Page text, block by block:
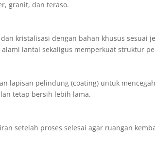
granit, dan teraso.
kristalisasi dengan bahan khusus sesuai
lantai sekaligus memperkuat struktur
lapisan pelindung (coating) untuk
tetap bersih lebih lama.
setelah proses selesai agar ruangan